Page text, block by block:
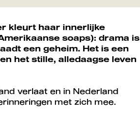
kleurt haar innerlijke
soaps): drama is
een geheim. Het is een
het stille, alledaagse leven
verlaat en in Nederland
met zich mee.